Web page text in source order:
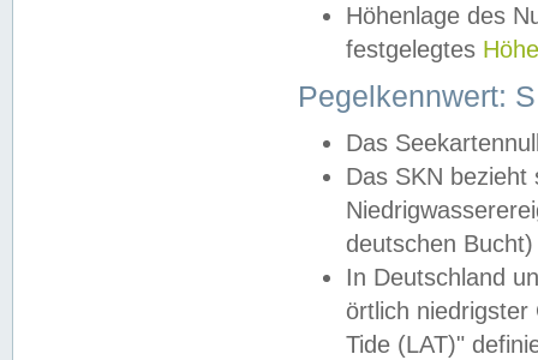
Höhenlage des
festgelegtes
Pegelkennwert:
Das
Das SKN
deutschen
In Deutschland
örtlich
Tide (LAT)"